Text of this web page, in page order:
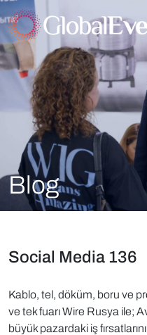
Blog
Social Media 136
Kablo, tel, döküm, boru ve
ve tek fuarı Wire Rusya ile;
büyük pazardaki iş